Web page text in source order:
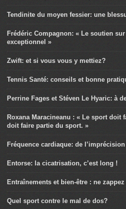
Tendinite du moyen fessier: une
Frédéric Compagnon: « Le soutien
exceptionnel »
Zwift: et si vous vous y mettiez?
Tennis Santé: conseils et bonne
Perrine Fages et Stéven Le Hyaric: à
Roxana Maracineanu : « Le sport doit
doit faire partie du sport. »
Fréquence cardiaque: de
Entorse: la cicatrisation, c’est long !
Entraînements et bien-être : ne
Quel sport contre le mal de dos?